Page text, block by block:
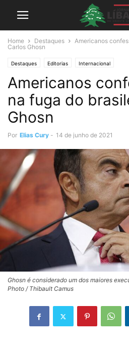
Home Destaques
Americanos
Carlos Ghosn
Destaques Editorias Internacional
Americanos
na fuga do
Ghosn
Por Elias Cury - 14 de junho de 2021
Ghosn é considerado um dos maiores
Photo / Thibault Camus